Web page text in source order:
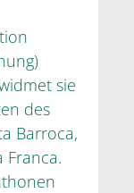
sie
des
Barroca,
Franca.